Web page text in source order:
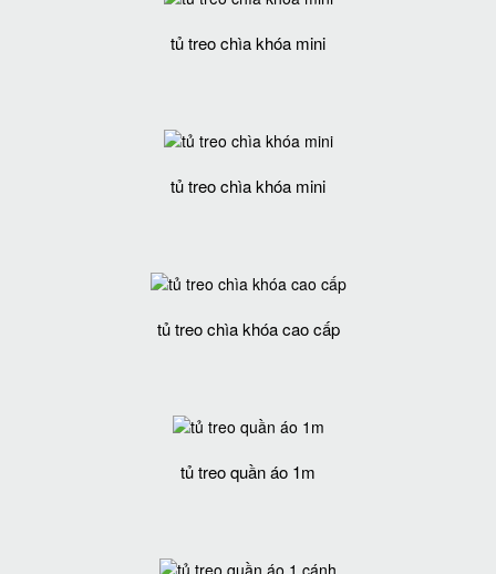
tủ treo chìa khóa mini
tủ treo chìa khóa mini
tủ treo chìa khóa cao cấp
tủ treo quần áo 1m